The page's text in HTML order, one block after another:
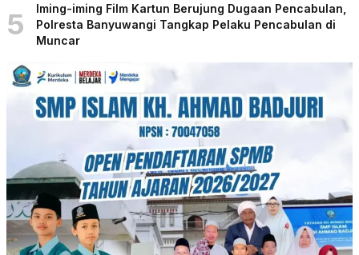
5
Iming-iming Film Kartun Berujung Dugaan Pencabulan,
Polresta Banyuwangi Tangkap Pelaku Pencabulan di
Muncar